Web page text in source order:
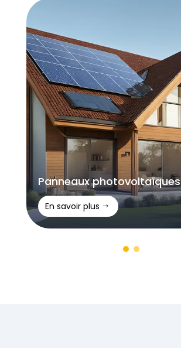
Panneaux photovoltaïques
En savoir plus $